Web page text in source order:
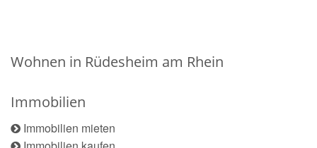
Wohnen in Rüdesheim am Rhein
Immobilien
Immobilien mieten